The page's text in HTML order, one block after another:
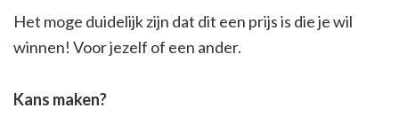
Het moge duidelijk zijn dat dit een prijs is die je wil
winnen! Voor jezelf of een ander.
Kans maken?